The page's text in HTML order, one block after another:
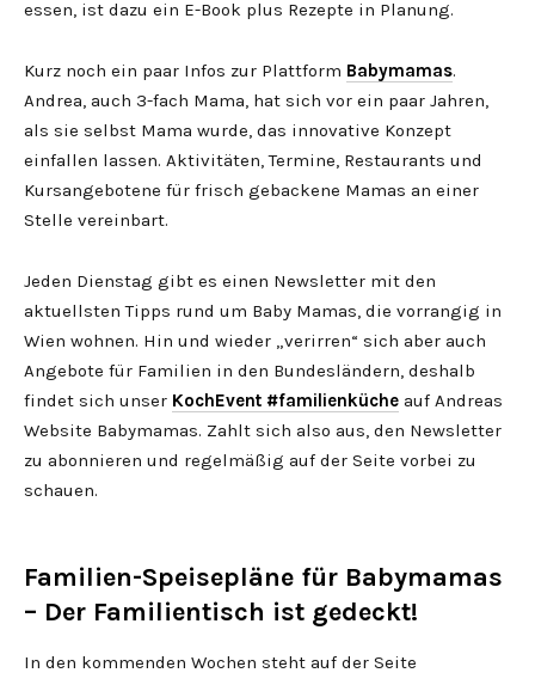
essen, ist dazu ein E-Book plus Rezepte in Planung.
Kurz noch ein paar Infos zur Plattform Babymamas.
Andrea, auch 3-fach Mama, hat sich vor ein paar Jahren,
als sie selbst Mama wurde, das innovative Konzept
einfallen lassen. Aktivitäten, Termine, Restaurants und
Kursangebotene für frisch gebackene Mamas an einer
Stelle vereinbart.
Jeden Dienstag gibt es einen Newsletter mit den
aktuellsten Tipps rund um Baby Mamas, die vorrangig in
Wien wohnen. Hin und wieder „verirren“ sich aber auch
Angebote für Familien in den Bundesländern, deshalb
findet sich unser KochEvent #familienküche auf Andreas
Website Babymamas. Zahlt sich also aus, den Newsletter
zu abonnieren und regelmäßig auf der Seite vorbei zu
schauen.
Familien-Speisepläne für Babymamas
– Der Familientisch ist gedeckt!
In den kommenden Wochen steht auf der Seite